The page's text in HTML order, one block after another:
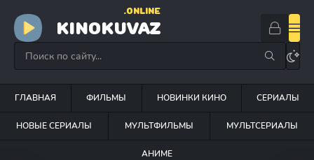
KINOKUVAZ
.ONLINE
ГЛАВНАЯ ФИЛЬМЫ НОВИНКИ КИНО СЕРИАЛЫ
НОВЫЕ СЕРИАЛЫ МУЛЬТФИЛЬМЫ МУЛЬТСЕРИАЛЫ
АНИМЕ